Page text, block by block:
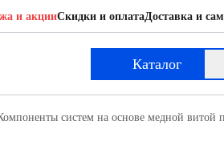
и акцииСкидки и оплатаДоставка и
Каталог
систем на основе медной витой